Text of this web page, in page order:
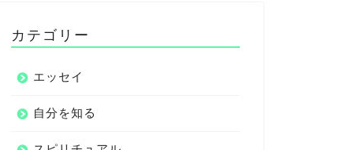
カテゴリー
エッセイ
自分を知る